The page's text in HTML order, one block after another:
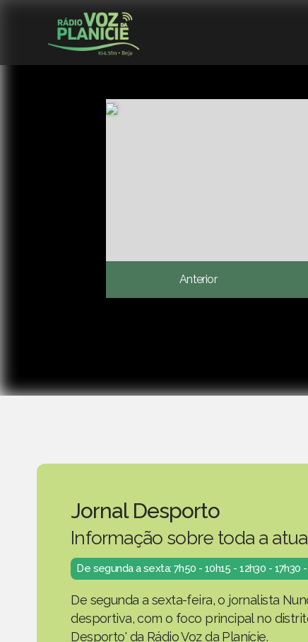
Anterior
Jornal Desporto
Informação sobre toda a
De segunda a sexta: 7h50 - 10h15 - 12h30 - 17h30
De segunda a sexta-feira, o jornalista
desportiva, com o foco principal no
Desporto' da Rádio Voz da Planície.